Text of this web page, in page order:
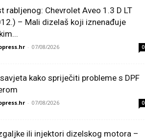
rabljenog: Chevrolet Aveo 1.3 D LT
– Mali dizelaš koji iznenađuje
- 07/08/2026 0
kako spriječiti probleme s DPF
- 07/08/2026 0
ili injektori dizelskog motora –